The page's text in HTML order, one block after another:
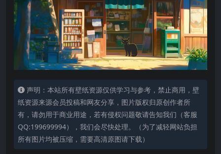
声明：本站所有壁纸资源仅供学习与参考，禁止商用，壁
纸资源来源会员投稿和网友分享，图片版权归原创作者所
有，请勿用于商业用途，若有侵权问题敬请告知我们（客服
QQ:199699994），我们会尽快处理。（为了减轻网站负担
所有图片均被压缩，需要高清原图请下载）